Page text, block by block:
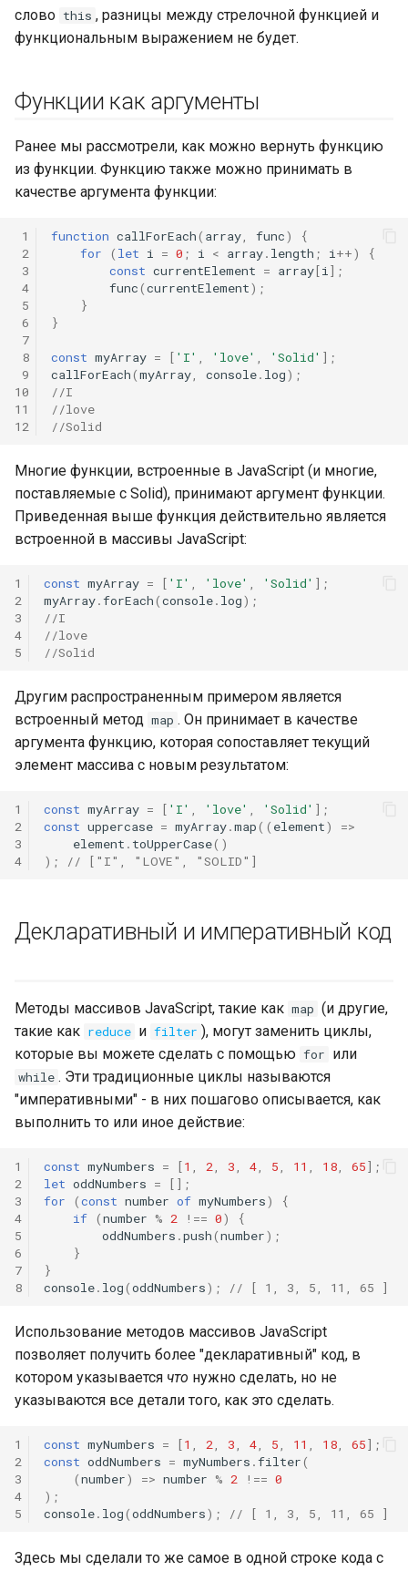
слово this , разницы между стрелочной функцией и
функциональным выражением не будет.
Функции как аргументы
Ранее мы рассмотрели, как можно вернуть функцию
из функции. Функцию также можно принимать в
качестве аргумента функции:
1
2
3
4
5
6
7
8
9
10
11
12
function callForEach( array func)
{
for
( let i = 0 ; i < array. length ; i ++)
{
const currentElement = array[i ];
func(currentElement);
}
}
const myArray = [ 'I' 'love' 'Solid' ];
callForEach(myArray console. log);
//I
//love
//Solid
Многие функции, встроенные в JavaScript (и многие,
поставляемые с Solid), принимают аргумент функции.
Приведенная выше функция действительно является
встроенной в массивы JavaScript:
1
2
3
4
5
const myArray = [ 'I' 'love' 'Solid' ];
myArray.forEach(console. log);
//I
//love
//Solid
Другим распространенным примером является
встроенный метод map . Он принимает в качестве
аргумента функцию, которая сопоставляет текущий
элемент массива с новым результатом:
1
2
3
4
const myArray = [ 'I' 'love' 'Solid' ];
const uppercase = myArray.map(( element)
=>
element . toUpperCase()
);
// ["I", "LOVE", "SOLID"]
Декларативный и императивный код
Методы массивов JavaScript, такие как map (и другие,
такие как reduce и filter ), могут заменить циклы,
которые вы можете сделать с помощью for или
while . Эти традиционные циклы называются
"императивными" - в них пошагово описывается, как
выполнить то или иное действие:
1
2
3
4
5
6
7
8
const myNumbers = [1 2 3 4 5 11 18 65];
let oddNumbers =
[];
for
(const number of myNumbers)
{
if (number % 2 !== 0)
{
oddNumbers .push(number);
}
}
console. log(oddNumbers); // [ 1, 3, 5, 11, 65 ]
Использование методов массивов JavaScript
позволяет получить более "декларативный" код, в
котором указывается что нужно сделать, но не
указываются все детали того, как это сделать.
1
2
3
4
5
const myNumbers = [1 2 3 4 5 11 18 65];
const oddNumbers = myNumbers .filter(
(number) => number % 2 !== 0
);
console. log(oddNumbers); // [ 1, 3, 5, 11, 65 ]
Здесь мы сделали то же самое в одной строке кода с